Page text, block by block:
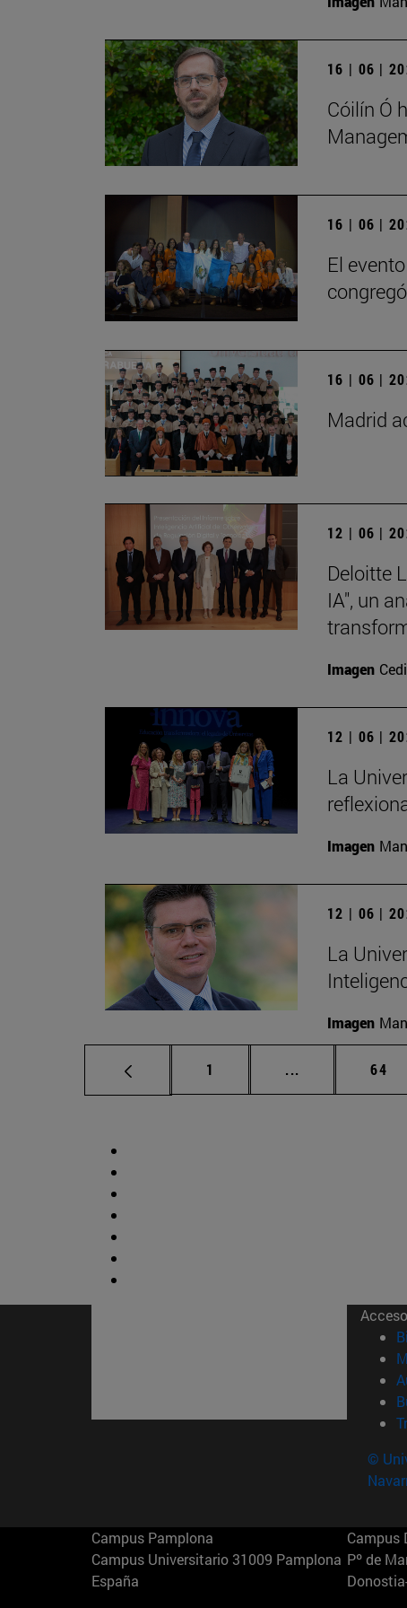
16 | 06 |
Cóilín Ó
16 | 06 |
El
16 | 06 |
Madrid
12 | 06 |
Deloitte
IA", un
Imagen
12 | 06 |
La
Imagen
12 | 06 |
La
Imagen
Página
1 ... Páginas 64
©
Campus Pamplona
Campus Universitario 31009 Pamplona
España
Campus
Pº de